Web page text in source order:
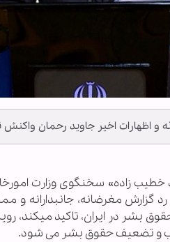
و اظهارات اخیر جاوید رحمان واکنش
خطیب زاده» سخنگوی وزارت
گزارش مغرضانه، جانبدارانه و
بشر در ایران، تاکید میکند،
و تضعیف حقوق بشر می شود.